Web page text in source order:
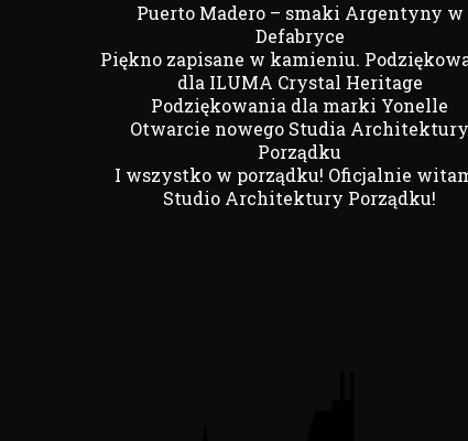
Puerto Madero – smaki Argentyny w
Defabryce
Piękno zapisane w kamieniu.
dla ILUMA Crystal Heritage
Podziękowania dla marki Yonelle
Otwarcie nowego Studia Architektury
Porządku
I wszystko w porządku! Oficjalnie
Studio Architektury Porządku!